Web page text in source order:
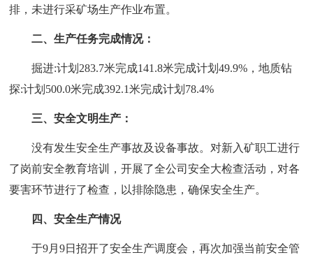
排，未进行采矿场生产作业布置。
二、生产任务完成情况：
掘进:计划283.7米完成141.8米完成计划49.9%，地质钻
探:计划500.0米完成392.1米完成计划78.4%
三、安全文明生产：
没有发生安全生产事故及设备事故。对新入矿职工进行
了岗前安全教育培训，开展了全公司安全大检查活动，对各
要害环节进行了检查，以排除隐患，确保安全生产。
四、安全生产情况
于9月9日招开了安全生产调度会，再次加强当前安全管